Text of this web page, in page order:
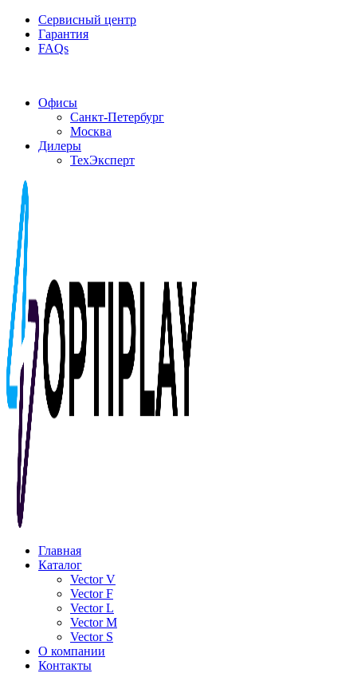
Сервисный центр
Гарантия
FAQs
Офисы
Санкт-Петербург
Москва
Дилеры
ТехЭксперт
Главная
Каталог
Vector V
Vector F
Vector L
Vector M
Vector S
О компании
Контакты